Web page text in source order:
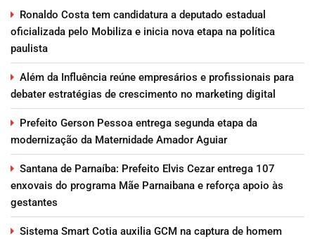
Ronaldo Costa tem candidatura a deputado estadual
oficializada pelo Mobiliza e inicia nova etapa na política
paulista
Além da Influência reúne empresários e profissionais para
debater estratégias de crescimento no marketing digital
Prefeito Gerson Pessoa entrega segunda etapa da
modernização da Maternidade Amador Aguiar
Santana de Parnaíba: Prefeito Elvis Cezar entrega 107
enxovais do programa Mãe Parnaibana e reforça apoio às
gestantes
Sistema Smart Cotia auxilia GCM na captura de homem